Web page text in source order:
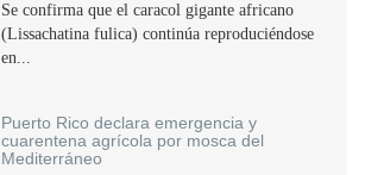
Se confirma que el caracol gigante africano
(Lissachatina fulica) continúa reproduciéndose
en...
Puerto Rico declara emergencia y
cuarentena agrícola por mosca del
Mediterráneo